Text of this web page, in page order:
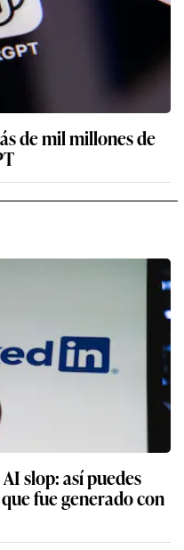
de mil millones de
slop: así puedes
fue generado con